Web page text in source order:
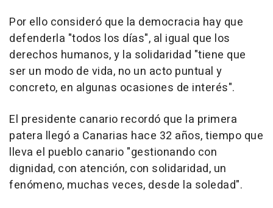
Por ello consideró que la democracia hay que
defenderla "todos los días", al igual que los
derechos humanos, y la solidaridad "tiene que
ser un modo de vida, no un acto puntual y
concreto, en algunas ocasiones de interés".
El presidente canario recordó que la primera
patera llegó a Canarias hace 32 años, tiempo que
lleva el pueblo canario "gestionando con
dignidad, con atención, con solidaridad, un
fenómeno, muchas veces, desde la soledad".